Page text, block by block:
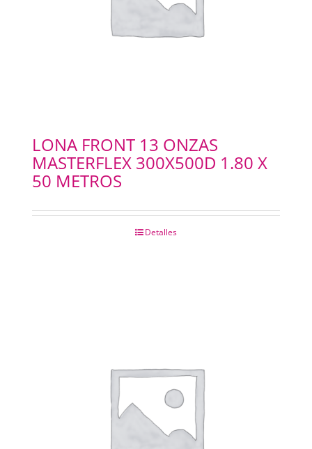
LONA FRONT 13 ONZAS
MASTERFLEX 300X500D 1.80 X
50 METROS
Detalles